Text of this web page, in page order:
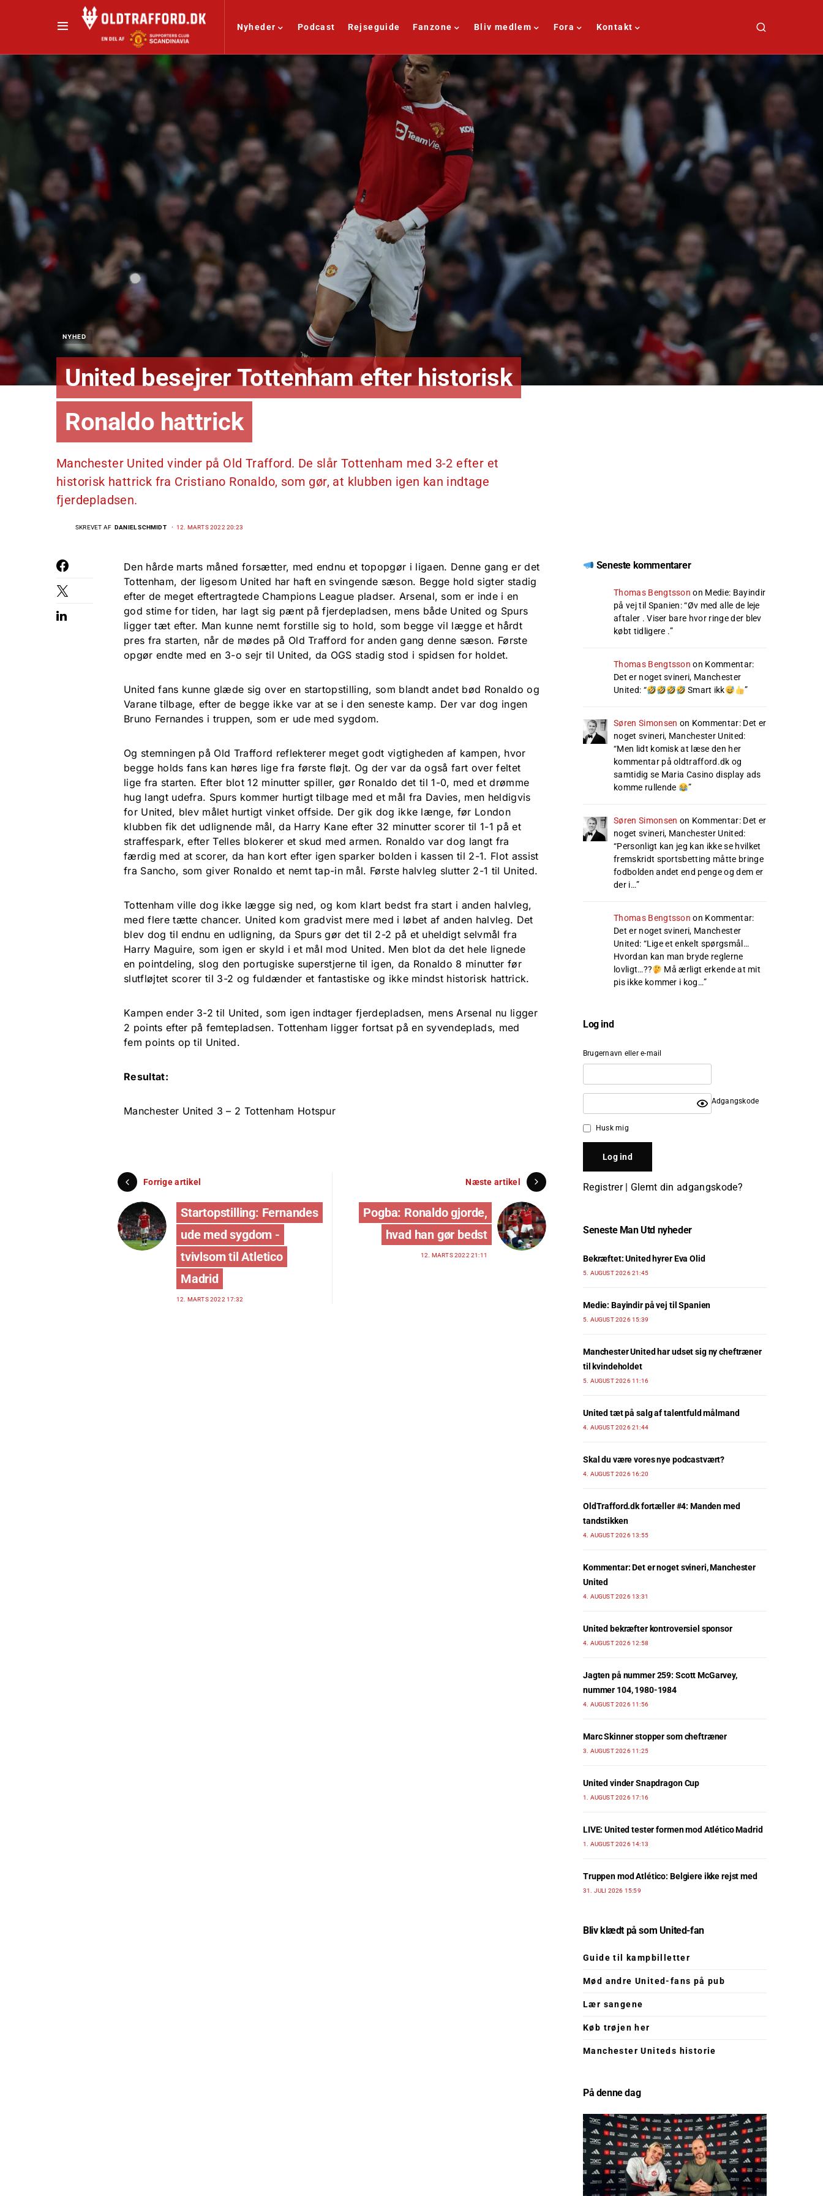
Nyheder Podcast Rejseguide Fanzone Bliv medlem Fora Kontakt
NYHED
United besejrer Tottenham efter historisk
Ronaldo hattrick
Manchester United vinder på Old Trafford. De slår Tottenham med 3-2 efter et
historisk hattrick fra Cristiano Ronaldo, som gør, at klubben igen kan indtage
fjerdepladsen.
SKREVET AF DANIEL SCHMIDT 12. MARTS 2022 20:23
Den hårde marts måned forsætter, med endnu et topopgør i ligaen. Denne gang er det
Tottenham, der ligesom United har haft en svingende sæson. Begge hold sigter stadig
efter de meget eftertragtede Champions League pladser. Arsenal, som er inde i en
god stime for tiden, har lagt sig pænt på fjerdepladsen, mens både United og Spurs
ligger tæt efter. Man kunne nemt forstille sig to hold, som begge vil lægge et hårdt
pres fra starten, når de mødes på Old Trafford for anden gang denne sæson. Første
opgør endte med en 3-o sejr til United, da OGS stadig stod i spidsen for holdet.
United fans kunne glæde sig over en startopstilling, som blandt andet bød Ronaldo og
Varane tilbage, efter de begge ikke var at se i den seneste kamp. Der var dog ingen
Bruno Fernandes i truppen, som er ude med sygdom.
Og stemningen på Old Trafford reflekterer meget godt vigtigheden af kampen, hvor
begge holds fans kan høres lige fra første fløjt. Og der var da også fart over feltet
lige fra starten. Efter blot 12 minutter spiller, gør Ronaldo det til 1-0, med et drømme
hug langt udefra. Spurs kommer hurtigt tilbage med et mål fra Davies, men heldigvis
for United, blev målet hurtigt vinket offside. Der gik dog ikke længe, før London
klubben fik det udlignende mål, da Harry Kane efter 32 minutter scorer til 1-1 på et
straffespark, efter Telles blokerer et skud med armen. Ronaldo var dog langt fra
færdig med at scorer, da han kort efter igen sparker bolden i kassen til 2-1. Flot assist
fra Sancho, som giver Ronaldo et nemt tap-in mål. Første halvleg slutter 2-1 til United.
Tottenham ville dog ikke lægge sig ned, og kom klart bedst fra start i anden halvleg,
med flere tætte chancer. United kom gradvist mere med i løbet af anden halvleg. Det
blev dog til endnu en udligning, da Spurs gør det til 2-2 på et uheldigt selvmål fra
Harry Maguire, som igen er skyld i et mål mod United. Men blot da det hele lignede
en pointdeling, slog den portugiske superstjerne til igen, da Ronaldo 8 minutter før
slutfløjtet scorer til 3-2 og fuldænder et fantastiske og ikke mindst historisk hattrick.
Kampen ender 3-2 til United, som igen indtager fjerdepladsen, mens Arsenal nu ligger
2 points efter på femtepladsen. Tottenham ligger fortsat på en syvendeplads, med
fem points op til United.
Resultat:
Manchester United 3 – 2 Tottenham Hotspur
Forrige artikel
Startopstilling: Fernandes
ude med sygdom -
tvivlsom til Atletico
Madrid
12. MARTS 2022 17:32
Næste artikel
Pogba: Ronaldo gjorde,
hvad han gør bedst
12. MARTS 2022 21:11
Seneste kommentarer
Thomas Bengtsson on Medie: Bayindir
på vej til Spanien: “Øv med alle de leje
aftaler . Viser bare hvor ringe der blev
købt tidligere .”
Thomas Bengtsson on Kommentar:
Det er noget svineri, Manchester
United: “ Smart ikk ”
Søren Simonsen on Kommentar: Det er
noget svineri, Manchester United:
“Men lidt komisk at læse den her
kommentar på oldtrafford.dk og
samtidig se Maria Casino display ads
komme rullende
”
Søren Simonsen on Kommentar: Det er
noget svineri, Manchester United:
“Personligt kan jeg kan ikke se hvilket
fremskridt sportsbetting måtte bringe
fodbolden andet end penge og dem er
der i…”
Thomas Bengtsson on Kommentar:
Det er noget svineri, Manchester
United: “Lige et enkelt spørgsmål…
Hvordan kan man bryde reglerne
lovligt…??
Må ærligt erkende at mit
pis ikke kommer i kog…”
Log ind
Brugernavn eller e-mail
Adgangskode
Husk mig
Registrer| Glemt din adgangskode?
Seneste Man Utd nyheder
Bekræftet: United hyrer Eva Olid
5. AUGUST 2026 21:45
Medie: Bayindir på vej til Spanien
5. AUGUST 2026 15:39
Manchester United har udset sig ny cheftræner
til kvindeholdet
5. AUGUST 2026 11:16
United tæt på salg af talentfuld målmand
4. AUGUST 2026 21:44
Skal du være vores nye podcastvært?
4. AUGUST 2026 16:20
OldTrafford.dk fortæller #4: Manden med
tandstikken
4. AUGUST 2026 13:55
Kommentar: Det er noget svineri, Manchester
United
4. AUGUST 2026 13:31
United bekræfter kontroversiel sponsor
4. AUGUST 2026 12:58
Jagten på nummer 259: Scott McGarvey,
nummer 104, 1980-1984
4. AUGUST 2026 11:56
Marc Skinner stopper som cheftræner
3. AUGUST 2026 11:25
United vinder Snapdragon Cup
1. AUGUST 2026 17:16
LIVE: United tester formen mod Atlético Madrid
1. AUGUST 2026 14:13
Truppen mod Atlético: Belgiere ikke rejst med
31. JULI 2026 15:59
Bliv klædt på som United-fan
Guide til kampbilletter
Mød andre United-fans på pub
Lær sangene
Køb trøjen her
Manchester Uniteds historie
På denne dag